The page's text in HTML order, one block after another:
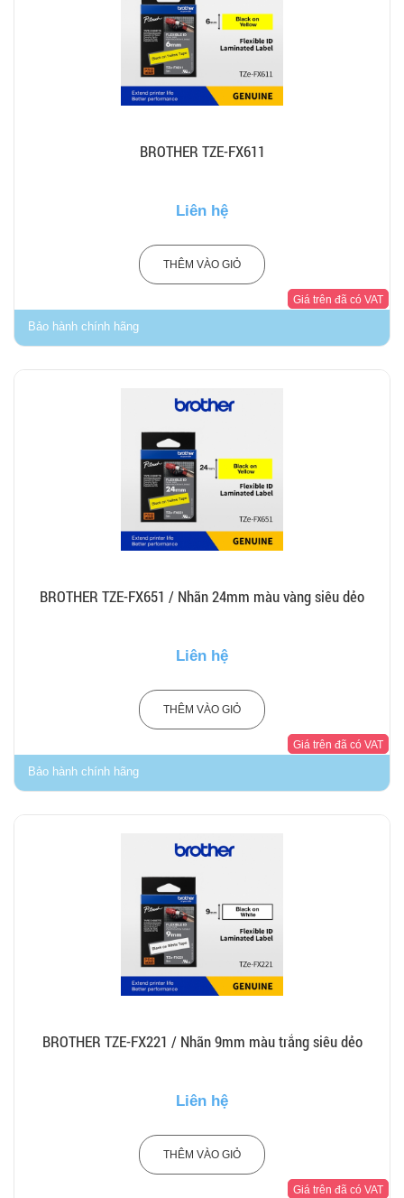
BROTHER TZE-FX611
Liên hệ
THÊM VÀO GIỎ
Bảo hành chính hãng
Giá trên đã có VAT
BROTHER TZE-FX651 / Nhãn 24mm màu vàng siêu dẻo
Liên hệ
THÊM VÀO GIỎ
Bảo hành chính hãng
Giá trên đã có VAT
BROTHER TZE-FX221 / Nhãn 9mm màu trắng siêu dẻo
Liên hệ
THÊM VÀO GIỎ
Giá trên đã có VAT